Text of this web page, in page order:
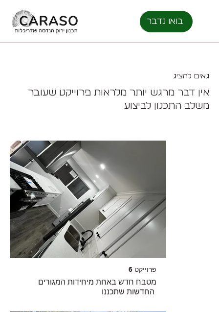
בואו נדבר
גאים להציג
אין דבר מרגש יותר מלראות פרוייקט שעובר
משלב התכנון לביצוע
פרוייקט 6
מטבח חדש באחת מיחידות המגורים